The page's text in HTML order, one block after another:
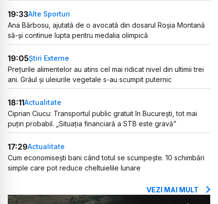
19:33Alte Sporturi
Ana Bărbosu, ajutată de o avocată din dosarul Roșia Montană
să-și continue lupta pentru medalia olimpică
19:05Știri Externe
Prețurile alimentelor au atins cel mai ridicat nivel din ultimii trei
ani. Grâul și uleiurile vegetale s-au scumpit puternic
18:11Actualitate
Ciprian Ciucu: Transportul public gratuit în București, tot mai
puțin probabil. „Situația financiară a STB este gravă”
17:29Actualitate
Cum economisești bani când totul se scumpește. 10 schimbări
simple care pot reduce cheltuielile lunare
VEZI MAI MULT